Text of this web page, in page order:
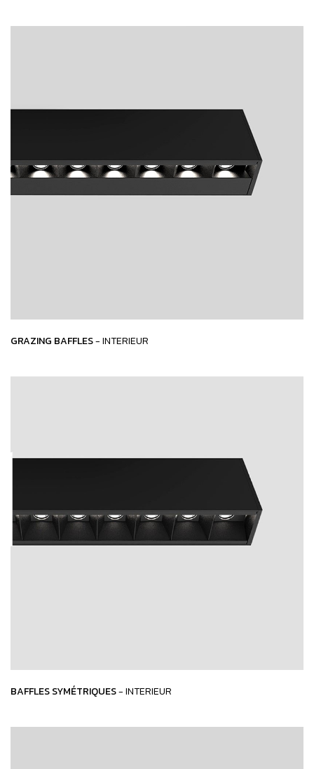
GRAZING BAFFLES- INTERIEUR
BAFFLES SYMÉTRIQUES- INTERIEUR